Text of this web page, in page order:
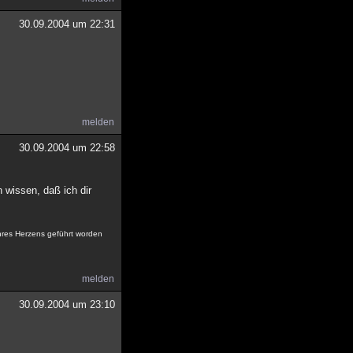
30.09.2004 um 22:31
melden
30.09.2004 um 22:58
wissen, daß ich dir
Herzens geführt worden
melden
30.09.2004 um 23:10